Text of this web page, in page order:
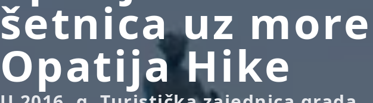
šetnica uz
Opatija Hike